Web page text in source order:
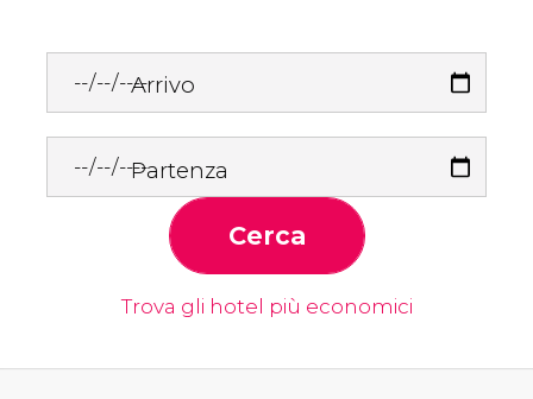
Arrivo
Partenza
Cerca
Trova gli hotel più economici